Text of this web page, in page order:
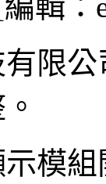
限
模